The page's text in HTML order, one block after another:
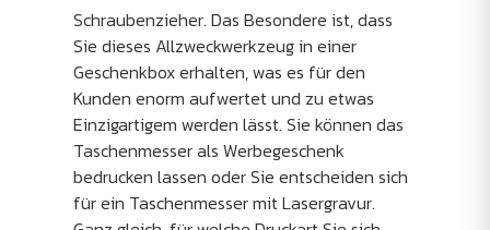
Schraubenzieher. Das Besondere ist, dass
Sie dieses Allzweckwerkzeug in einer
Geschenkbox erhalten, was es für den
Kunden enorm aufwertet und zu etwas
Einzigartigem werden lässt. Sie können das
Taschenmesser als Werbegeschenk
bedrucken lassen oder Sie entscheiden sich
für ein Taschenmesser mit Lasergravur.